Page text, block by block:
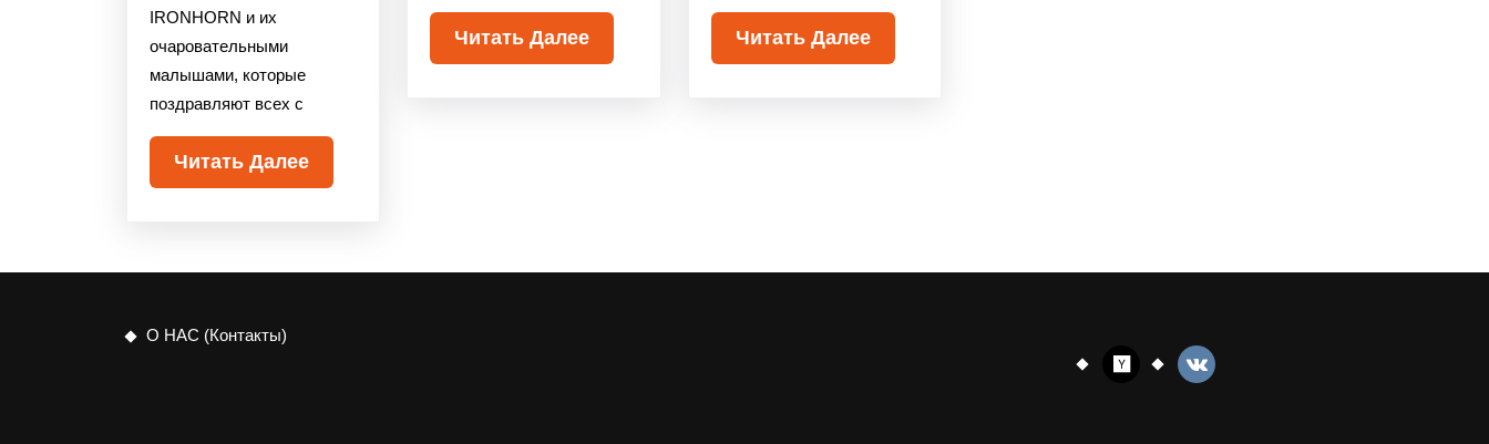
IRONHORN и их
очаровательными
малышами, которые
поздравляют всех с
Читать Далее
Читать Далее Читать Далее
О НАС (Контакты)